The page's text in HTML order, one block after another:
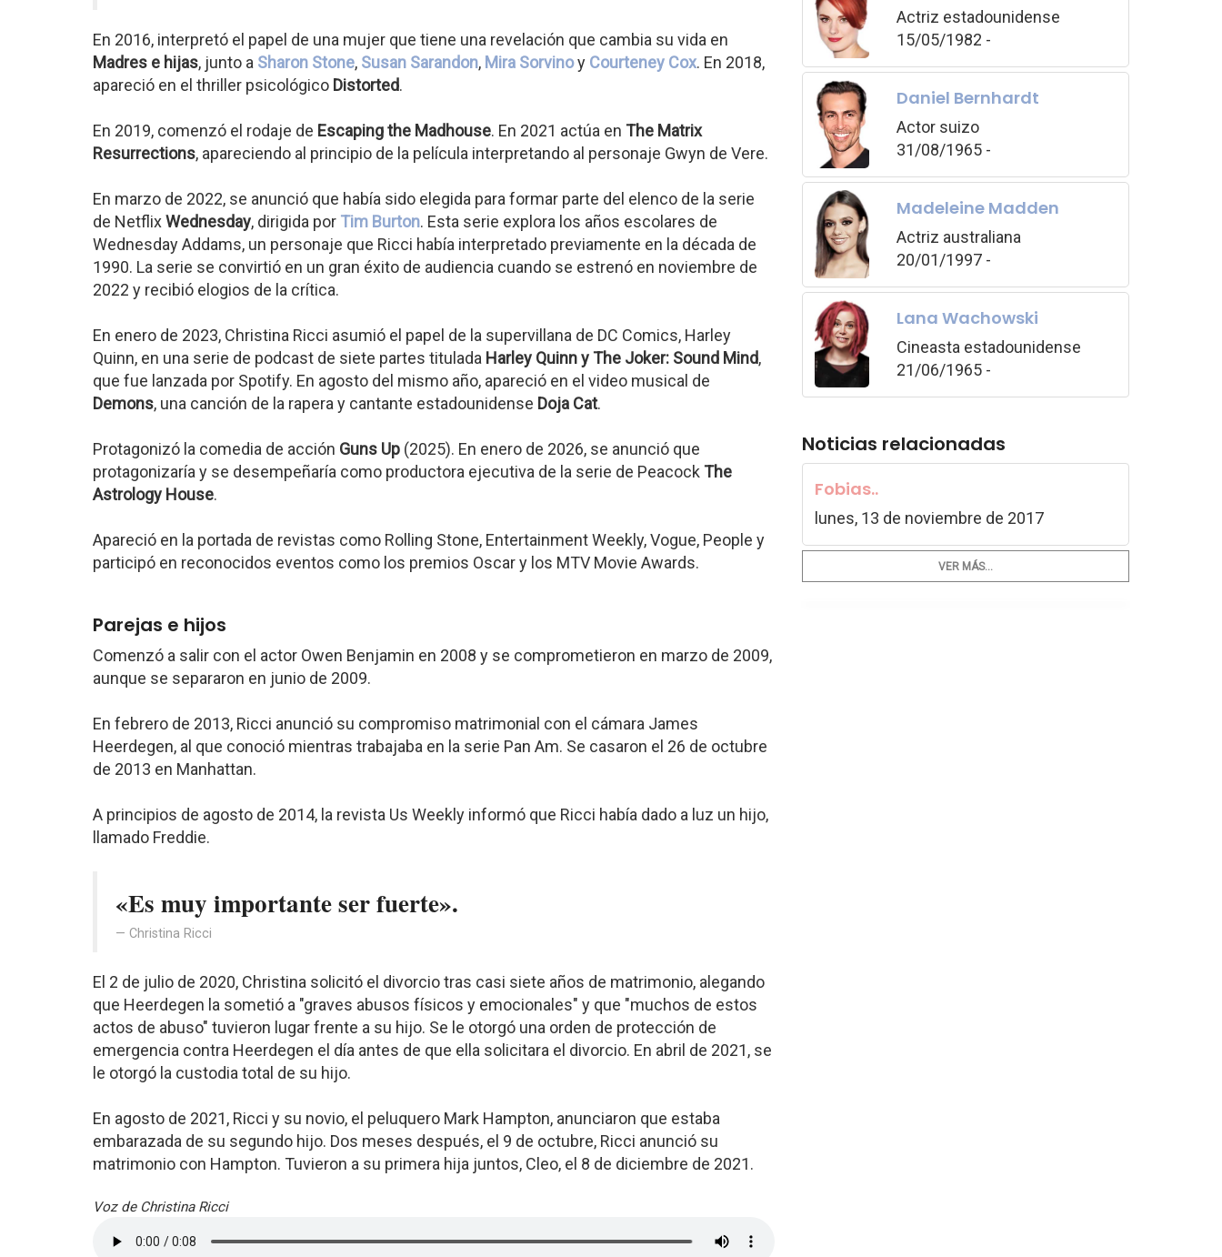
En 2016, interpretó el papel de una mujer que tiene una revelación que cambia su vida en
Madres e hijas, junto a Sharon Stone, Susan Sarandon, Mira Sorvinoy Courteney Cox. En 2018,
apareció en el thriller psicológico Distorted.
En 2019, comenzó el rodaje de Escaping the Madhouse. En 2021 actúa en The Matrix
Resurrections, apareciendo al principio de la película interpretando al personaje Gwyn de Vere.
En marzo de 2022, se anunció que había sido elegida para formar parte del elenco de la serie
de NetflixWednesday, dirigida por Tim Burton. Esta serie explora los años escolares de
Wednesday Addams, un personaje que Ricci había interpretado previamente en la década de
1990. La serie se convirtió en un gran éxito de audiencia cuando se estrenó en noviembre de
2022 y recibió elogios de la crítica.
En enero de 2023, Christina Ricci asumió el papel de la supervillana de DC Comics, Harley
Quinn, en una serie de podcast de siete partes titulada Harley Quinn y The Joker: Sound Mind,
que fue lanzada por Spotify. En agosto del mismo año, apareció en el video musical de
Demons, una canción de la rapera y cantante estadounidense Doja Cat.
Protagonizó la comedia de acción Guns Up (2025). En enero de 2026, se anunció que
protagonizaría y se desempeñaría como productora ejecutiva de la serie de Peacock The
Astrology House.
Apareció en la portada de revistas como Rolling Stone, Entertainment Weekly, Vogue, People y
participó en reconocidos eventos como los premios Oscar y los MTV Movie Awards.
Parejas e hijos
Comenzó a salir con el actor Owen Benjamin en 2008 y se comprometieron en marzo de 2009,
aunque se separaron en junio de 2009.
En febrero de 2013, Ricci anunció su compromiso matrimonial con el cámara James
Heerdegen, al que conoció mientras trabajaba en la serie Pan Am. Se casaron el 26 de octubre
de 2013 en Manhattan.
A principios de agosto de 2014, la revista Us Weekly informó que Ricci había dado a luz un hijo,
llamado Freddie.
«Es muy importante ser fuerte».
Christina Ricci
El 2 de julio de 2020, Christina solicitó el divorcio tras casi siete años de matrimonio, alegando
que Heerdegen la sometió a "graves abusos físicos y emocionales" y que "muchos de estos
actos de abuso" tuvieron lugar frente a su hijo. Se le otorgó una orden de protección de
emergencia contra Heerdegen el día antes de que ella solicitara el divorcio. En abril de 2021, se
le otorgó la custodia total de su hijo.
En agosto de 2021, Ricci y su novio, el peluquero Mark Hampton, anunciaron que estaba
embarazada de su segundo hijo. Dos meses después, el 9 de octubre, Ricci anunció su
matrimonio con Hampton. Tuvieron a su primera hija juntos, Cleo, el 8 de diciembre de 2021.
Voz de Christina Ricci
Actriz estadounidense
15/05/1982 -
Daniel Bernhardt
Actor suizo
31/08/1965 -
Madeleine Madden
Actriz australiana
20/01/1997 -
Lana Wachowski
Cineasta estadounidense
21/06/1965 -
Noticias relacionadas
Fobias..
lunes, 13 de noviembre de 2017
VER MÁS...